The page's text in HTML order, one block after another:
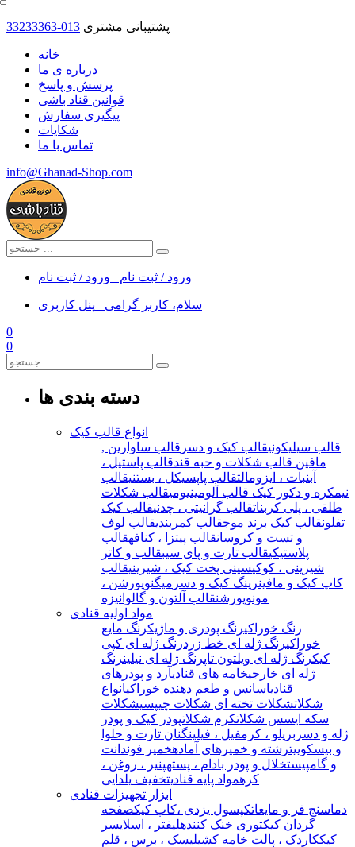
33233363-013 پشتیبانی مشتری
خانه
درباره ی ما
پرسش و پاسخ
قوانین قناد باشی
پیگیری سفارش
شکایات
تماس با ما
info@Ghanad-Shop.com
ورود / ثبت نام ورود / ثبت نام
سلام، کاربر گرامی
پنل کاربری
0
0
دسته بندی ها
انواع قالب کیک
قالب سیلیکونیقالب کیک و دسر قالب ساوارین ,
مافین قالب شکلات و حبه قندقالب پاستیل ،
آبنبات ، ایزومالتقالب پاپسیکل ، بستنیقالب
نیمکره و دکور کیک قالب آلومینیومیقالب شکلات
طلقی ، پلی کربناتقالب گرانیتی ، چدنیقالب کیک
تفلونقالب کیک برند موجقالب کمربندیقالب لوف
و تست و کروسانقالب پیتزا ، کنافهقالب
پلاستیکیقالب تارت و پای سیبقالب و کاتر
شیرینی ، کوکیسینی پخت کیک ، شیرینیقالب
کاپ کیک و مافینرینگ کیک و دسر میگنوپورشن ،
مونوپورشنقالب آلتون و گالوانیزه
مواد اولیه قنادی
رنگ خوراکیرنگ پودری و ماژیکرنگ مایع
خوراکیرنگ ژله ای خط زردرنگ ژله ای کپی
کیکرنگ ژله ای ویلتون تاپرنگ ژله ای نیلینرنگ
ژله ای خارجیخامه های قنادیآرد و پودرهای
قنادیاسانس و طعم دهنده خوراکیانواع
شکلاتشکلات تخته ای شکلات چیپسیشکلات
سکه ایسس شکلاتکرم شکلاتپودر کیک و پودر
ژله و دسر بریلو ، کرمفیل ، فیلینگنان تارت و حلوا
و بیسکوییترشته و خمیرهای آمادهخمیر فوندانت
و گامپیستخلال و پودر بادام ، پستهپنیر ، روغن ،
کرهمواد پایه قنادیتخفیف یلدایی
ابزار تجهیزات قنادی
دماسنج فر و مایعاتکپسول یزدی ،کاپ کیکصفحه
گردان کیکتوری خنک کنندهلیفتر ، اسلایسر
کیککاردک ، پالت خامه کشیلیسک ، برس ، قلم